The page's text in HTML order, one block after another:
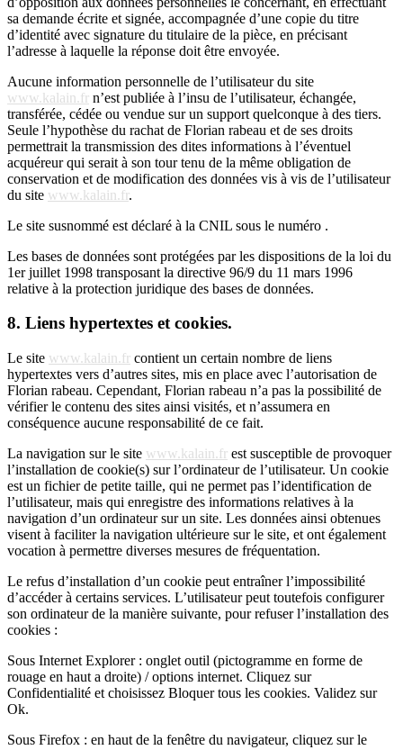
sa demande écrite et signée, accompagnée d’une copie du titre
d’identité avec signature du titulaire de la pièce, en précisant
l’adresse à laquelle la réponse doit être envoyée.
Aucune information personnelle de l’utilisateur du site
www.kalain.fr n’est publiée à l’insu de l’utilisateur, échangée,
transférée, cédée ou vendue sur un support quelconque à des tiers.
Seule l’hypothèse du rachat de Florian rabeau et de ses droits
permettrait la transmission des dites informations à l’éventuel
acquéreur qui serait à son tour tenu de la même obligation de
conservation et de modification des données vis à vis de l’utilisateur
du site www.kalain.fr.
Le site susnommé est déclaré à la CNIL sous le numéro .
Les bases de données sont protégées par les dispositions de la loi du
1er juillet 1998 transposant la directive 96/9 du 11 mars 1996
relative à la protection juridique des bases de données.
8. Liens hypertextes et cookies.
Le site www.kalain.fr contient un certain nombre de liens
hypertextes vers d’autres sites, mis en place avec l’autorisation de
Florian rabeau. Cependant, Florian rabeau n’a pas la possibilité de
vérifier le contenu des sites ainsi visités, et n’assumera en
conséquence aucune responsabilité de ce fait.
La navigation sur le site www.kalain.fr est susceptible de provoquer
l’installation de cookie(s) sur l’ordinateur de l’utilisateur. Un cookie
est un fichier de petite taille, qui ne permet pas l’identification de
l’utilisateur, mais qui enregistre des informations relatives à la
navigation d’un ordinateur sur un site. Les données ainsi obtenues
visent à faciliter la navigation ultérieure sur le site, et ont également
vocation à permettre diverses mesures de fréquentation.
Le refus d’installation d’un cookie peut entraîner l’impossibilité
d’accéder à certains services. L’utilisateur peut toutefois configurer
son ordinateur de la manière suivante, pour refuser l’installation des
cookies :
Sous Internet Explorer : onglet outil (pictogramme en forme de
rouage en haut a droite) / options internet. Cliquez sur
Confidentialité et choisissez Bloquer tous les cookies. Validez sur
Ok.
Sous Firefox : en haut de la fenêtre du navigateur, cliquez sur le